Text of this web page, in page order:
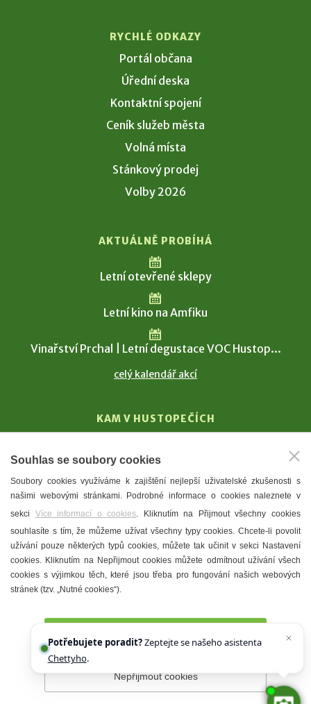
RYCHLÉ ODKAZY
Portál občana
Úřední deska
Kontaktní spojení
Ceník služeb města
Volná místa
Stánkový prodej
Volby 2026
AKTUÁLNĚ PROBÍHÁ
Letní otevřené sklepy
Letní kino na Amfiku
Vinařství Prchal | Letní degustace VOC Hustop...
celý kalendář akcí
KAM V HUSTOPEČÍCH
T. G. Masaryk
Mandloně
Ubytování
Restaurace
Městské muzeum a galerie
Denní meníčka
Prohlášení o přístupnosti Správce webu
Souhlas se soubory cookies
Soubory cookies využíváme k zajištění nejlepší uživatelské zkušenosti s
našimi webovými stránkami. Podrobné informace o cookies naleznete v
sekci Více informací o cookies. Kliknutím na Přijmout všechny cookies
souhlasíte s tím, že můžeme užívat všechny typy cookies. Chcete-li povolit
užívání pouze některých typů cookies, můžete tak učinit v sekci Nastavení
cookies. Kliknutím na Nepřijmout cookies můžete odmítnout užívání všech
cookies s výjimkou těch, které jsou třeba pro fungování našich webových
stránek (tzv. „Nutné cookies“).
Nepřijmout cookies
Potřebujete poradit?Zeptejte se našeho asistenta
Chettyho.